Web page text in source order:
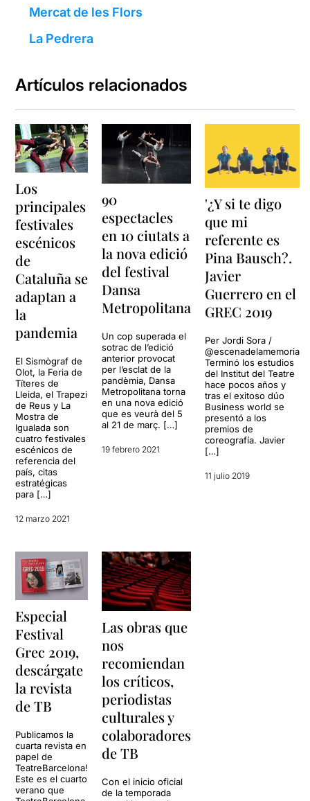
Mercat de les Flors
La Pedrera
Artículos relacionados
Los
principales
festivales
escénicos
de
Cataluña se
adaptan a
la
pandemia
El Sismògraf de
Olot, la Feria de
Títeres de
Lleida, el Trapezi
de Reus y La
Mostra de
Igualada son
cuatro festivales
escénicos de
referencia del
país, citas
estratégicas
para […]
12 marzo 2021
90
espectacles
en 10 ciutats a
la nova edició
del festival
Dansa
Metropolitana
Un cop superada el
sotrac de l’edició
anterior provocat
per l’esclat de la
pandèmia, Dansa
Metropolitana torna
en una nova edició
que es veurà del 5
al 21 de març. […]
19 febrero 2021
'¿Y si te digo
que mi
referente es
Pina Bausch?.
Javier
Guerrero en el
GREC 2019
Per Jordi Sora /
@escenadelamemoria
Terminó los estudios
del Institut del Teatre
hace pocos años y
tras el exitoso dúo
Business world se
presentó a los
premios de
coreografía. Javier
[…]
11 julio 2019
Especial
Festival
Grec 2019,
descárgate
la revista
de TB
Publicamos la
cuarta revista en
papel de
TeatreBarcelona!
Este es el cuarto
verano que
Las obras que
nos
recomiendan
los críticos,
periodistas
culturales y
colaboradores
de TB
Con el inicio oficial
de la temporada